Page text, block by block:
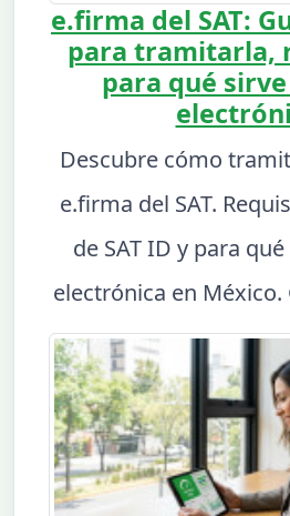
e.firma del SAT:
para tramitarla,
para qué
Descubre cómo
e.firma del SAT.
de SAT ID y para
electrónica en